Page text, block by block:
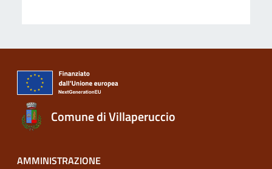
Comune di Villaperuccio
AMMINISTRAZIONE